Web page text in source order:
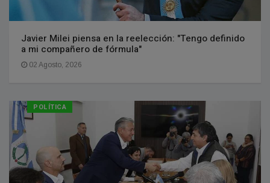
Javier Milei piensa en la reelección: "Tengo definido
a mi compañero de fórmula"
02 Agosto, 2026
POLÍTICA